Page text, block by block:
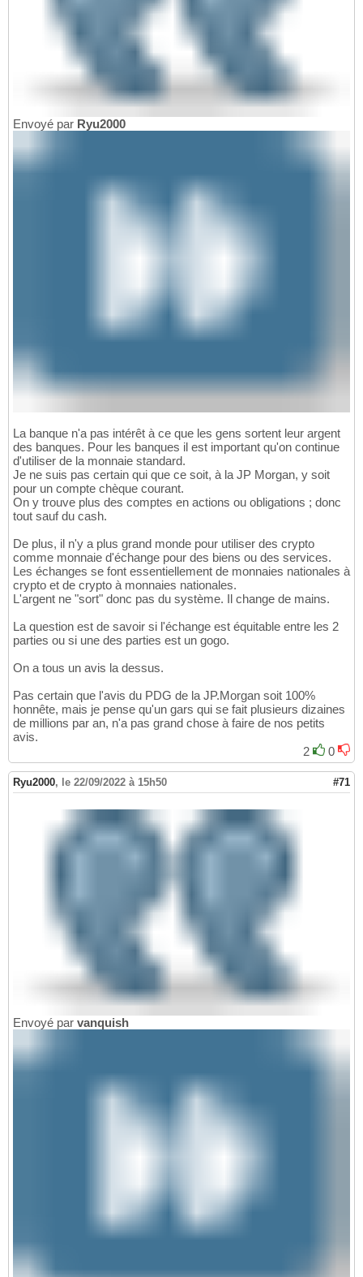
Envoyé par Ryu2000
La banque n'a pas intérêt à ce que les gens sortent leur argent
des banques. Pour les banques il est important qu'on continue
d'utiliser de la monnaie standard.
Je ne suis pas certain qui que ce soit, à la JP Morgan, y soit
pour un compte chèque courant.
On y trouve plus des comptes en actions ou obligations ; donc
tout sauf du cash.
De plus, il n'y a plus grand monde pour utiliser des crypto
comme monnaie d'échange pour des biens ou des services.
Les échanges se font essentiellement de monnaies nationales à
crypto et de crypto à monnaies nationales.
L'argent ne "sort" donc pas du système. Il change de mains.
La question est de savoir si l'échange est équitable entre les 2
parties ou si une des parties est un gogo.
On a tous un avis la dessus.
Pas certain que l'avis du PDG de la JP.Morgan soit 100%
honnête, mais je pense qu'un gars qui se fait plusieurs dizaines
de millions par an, n'a pas grand chose à faire de nos petits
avis.
2
0
Ryu2000, le 22/09/2022 à 15h50 #71
Envoyé par vanquish